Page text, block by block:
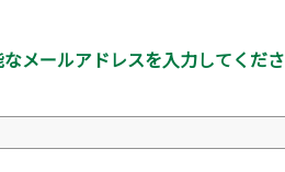
メールアドレスを入力してくださ